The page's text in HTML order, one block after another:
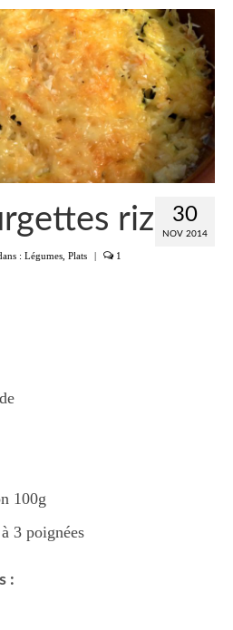
Samoussas
30
NOV 2014
riz
: Légumes Plats | 1
100g
3 poignées
: